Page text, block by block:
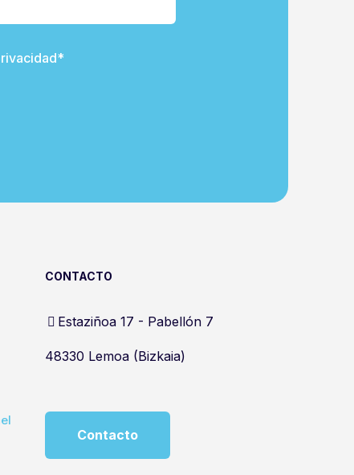
CONTACTO
Estaziñoa 17 - Pabellón 7
48330 Lemoa (Bizkaia)
Contacto